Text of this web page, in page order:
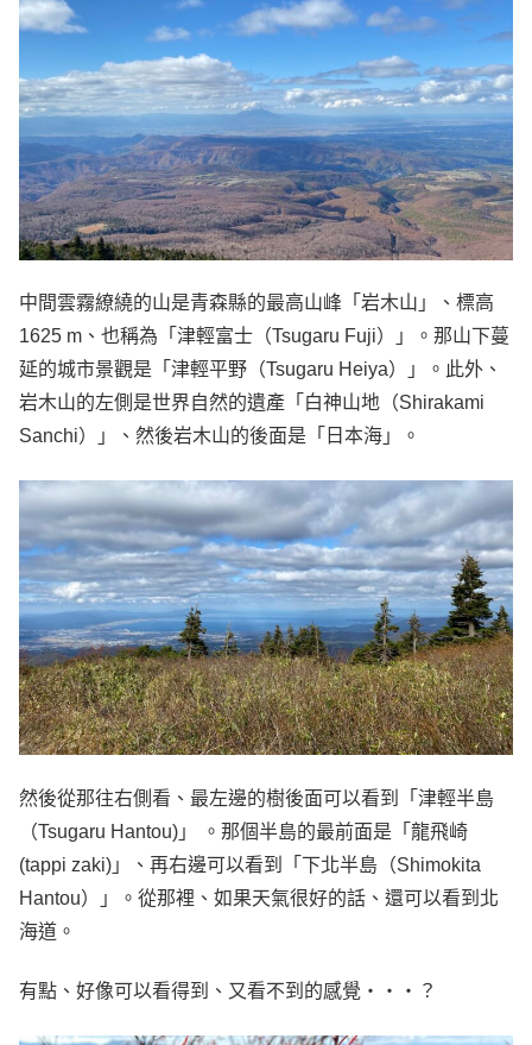
中間雲霧繚繞的山是青森縣的最高山峰「岩木山」、標高
1625 m、也稱為「津輕富士（Tsugaru Fuji）」。那山下蔓
延的城市景觀是「津輕平野（Tsugaru Heiya）」。此外、
岩木山的左側是世界自然的遺產「白神山地（Shirakami
Sanchi）」、然後岩木山的後面是「日本海」。
然後從那往右側看、最左邊的樹後面可以看到「津輕半島
（Tsugaru Hantou)」 。那個半島的最前面是「龍飛崎
(tappi zaki)」、再右邊可以看到「下北半島（Shimokita
Hantou）」。從那裡、如果天氣很好的話、還可以看到北
海道。
有點、好像可以看得到、又看不到的感覺・・・？